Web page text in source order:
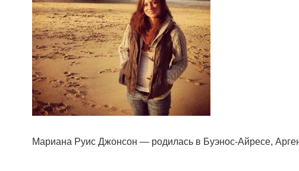
Мариана Руис Джонсон — родилась в Буэнос-Айресе,